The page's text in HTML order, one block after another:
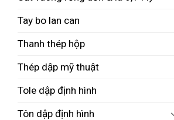
Tay bo lan can
Thanh thép hộp
Thép dập mỹ thuật
Tole dập định hình
Tôn dập định hình